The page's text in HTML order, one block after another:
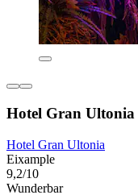
Hotel Gran Ultonia
Hotel Gran Ultonia
Eixample
9,2/10
Wunderbar